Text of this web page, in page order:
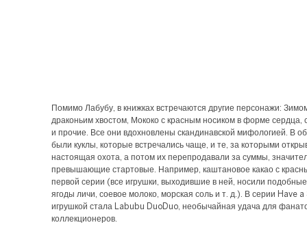
Помимо Лабубу, в книжках встречаются другие персонажи:
драконьим хвостом, Мококо с красным носиком в форме сердца,
и прочие. Все они вдохновлены скандинавской мифологией. В
были куклы, которые встречались чаще, и те, за которыми
настоящая охота, а потом их перепродавали за суммы,
превышающие стартовые. Например, каштановое какао с
первой серии (все игрушки, выходившие в ней, носили
ягоды личи, соевое молоко, морская соль и т. д.). В серии Have a
игрушкой стала Labubu DuoDuo, необычайная удача для
коллекционеров.